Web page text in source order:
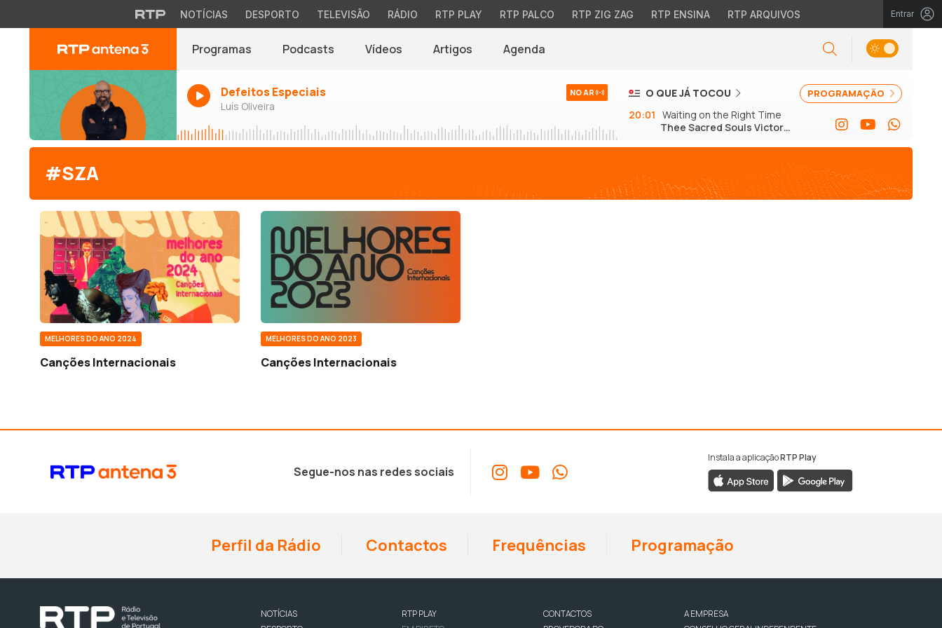
NOTÍCIAS DESPORTO TELEVISÃO RÁDIO RTP PLAY RTP PALCO RTP ZIG ZAG RTP ENSINA RTP ARQUIVOS Entrar
Programas Podcasts Vídeos Artigos Agenda
Defeitos Especiais
Luís Oliveira
NO AR PROGRAMAÇÃO
O QUE JÁ TOCOU
20:01 Waiting on the Right Time
Thee Sacred Souls Victor
#SZA
MELHORES DO ANO 2024
Canções Internacionais
MELHORES DO ANO 2023
Canções Internacionais
Segue-nos nas redes sociais
Instala a aplicaçãoRTP Play
Perfil da Rádio Contactos Frequências Programação
NOTÍCIAS
RTP PLAY
CONTACTOS
A EMPRESA